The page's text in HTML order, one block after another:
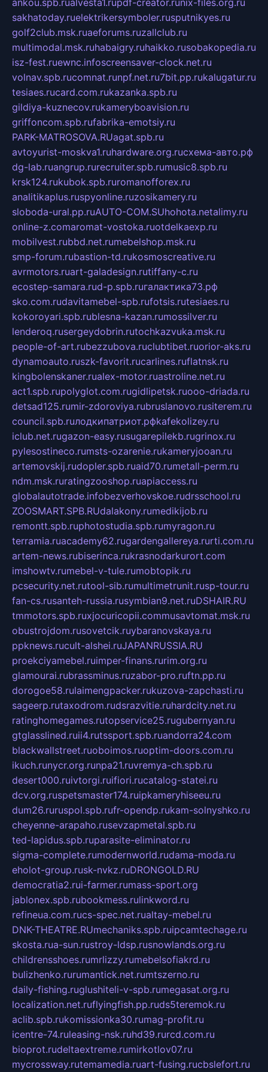
sakhatoday.ruelektrikersymboler.rusputnikyes.ru
golf2club.msk.ruaeforums.ruzallclub.ru
multimodal.msk.ruhabaigry.ruhaikko.rusobakopedia.ru
isz-fest.ruewnc.infoscreensaver-clock.net.ru
volnav.spb.rucomnat.runpf.net.ru7bit.pp.rukalugatur.ru
tesiaes.rucard.com.rukazanka.spb.ru
gildiya-kuznecov.rukameryboavision.ru
griffoncom.spb.rufabrika-emotsiy.ru
PARK-MATROSOVA.RUagat.spb.ru
avtoyurist-moskva1.ruhardware.org.ruсхема-авто.рф
dg-lab.ruangrup.rurecruiter.spb.rumusic8.spb.ru
krsk124.rukubok.spb.ruromanofforex.ru
analitikaplus.ruspyonline.ruzosikamery.ru
sloboda-ural.pp.ruAUTO-COM.SUhohota.netalimy.ru
online-z.comaromat-vostoka.ruotdelkaexp.ru
mobilvest.rubbd.net.rumebelshop.msk.ru
smp-forum.rubastion-td.rukosmoscreative.ru
avrmotors.ruart-galadesign.rutiffany-c.ru
ecostep-samara.rud-p.spb.ruгалактика73.рф
sko.com.rudavitamebel-spb.rufotsis.rutesiaes.ru
kokoroyari.spb.rublesna-kazan.rumossilver.ru
lenderoq.rusergeydobrin.rutochkazvuka.msk.ru
people-of-art.rubezzubova.ruclubtibet.ruorior-aks.ru
dynamoauto.ruszk-favorit.rucarlines.ruflatnsk.ru
kingbolenskaner.rualex-motor.ruastroline.net.ru
act1.spb.rupolyglot.com.rugidlipetsk.ruooo-driada.ru
detsad125.rumir-zdoroviya.rubruslanovo.rusiterem.ru
council.spb.ruлодкипатриот.рфkafekolizey.ru
iclub.net.rugazon-easy.rusugarepilekb.rugrinox.ru
pylesostineco.rumsts-ozarenie.rukameryjooan.ru
artemovskij.rudopler.spb.ruaid70.rumetall-perm.ru
ndm.msk.ruratingzooshop.ruapiaccess.ru
globalautotrade.infobezverhovskoe.rudrsschool.ru
ZOOSMART.SPB.RUdalakony.rumedikijob.ru
remontt.spb.ruphotostudia.spb.rumyragon.ru
terramia.ruacademy62.rugardengallereya.rurti.com.ru
artem-news.rubiserinca.rukrasnodarkurort.com
imshowtv.rumebel-v-tule.rumobtopik.ru
pcsecurity.net.rutool-sib.rumultimetrunit.rusp-tour.ru
fan-cs.rusanteh-russia.rusymbian9.net.ruDSHAIR.RU
tmmotors.spb.ruxjocuricopii.commusavtomat.msk.ru
obustrojdom.rusovetcik.ruybaranovskaya.ru
ppknews.rucult-alshei.ruJAPANRUSSIA.RU
proekciyamebel.ruimper-finans.rurim.org.ru
glamourai.rubrassminus.ruzabor-pro.ruftn.pp.ru
dorogoe58.rulaimengpacker.rukuzova-zapchasti.ru
sageerp.rutaxodrom.rudsrazvitie.ruhardcity.net.ru
ratinghomegames.rutopservice25.rugubernyan.ru
gtglasslined.ruii4.rutssport.spb.ruandorra24.com
blackwallstreet.ruoboimos.ruoptim-doors.com.ru
ikuch.runycr.org.runpa21.ruvremya-ch.spb.ru
desert000.ruivtorgi.ruifiori.rucatalog-statei.ru
dcv.org.ruspetsmaster174.ruipkameryhiseeu.ru
dum26.ruruspol.spb.rufr-opendp.rukam-solnyshko.ru
cheyenne-arapaho.rusevzapmetal.spb.ru
ted-lapidus.spb.ruparasite-eliminator.ru
sigma-complete.rumodernworld.rudama-moda.ru
eholot-group.rusk-nvkz.ruDRONGOLD.RU
democratia2.rui-farmer.rumass-sport.org
jablonex.spb.rubookmess.rulinkword.ru
refineua.com.rucs-spec.net.rualtay-mebel.ru
DNK-THEATRE.RUmechaniks.spb.ruipcamtechage.ru
skosta.rua-sun.rustroy-ldsp.rusnowlands.org.ru
childrensshoes.rumrlizzy.rumebelsofiakrd.ru
bulizhenko.rurumantick.net.rumtszerno.ru
daily-fishing.ruglushiteli-v-spb.rumegasat.org.ru
localization.net.ruflyingfish.pp.ruds5teremok.ru
aclib.spb.rukomissionka30.rumag-profit.ru
icentre-74.ruleasing-nsk.ruhd39.rurcd.com.ru
bioprot.rudeltaextreme.rumirkotlov07.ru
mycrossway.rutemamedia.ruart-fusing.rucbslefort.ru